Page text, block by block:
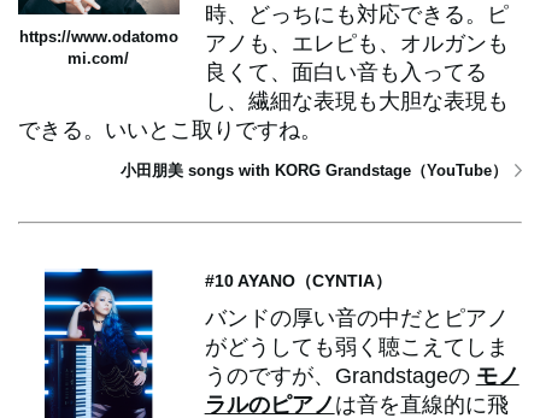
https://www.odatomo
mi.com/
時、どっちにも対応できる。ピ
アノも、エレピも、オルガンも
良くて、面白い音も入ってる
し、繊細な表現も大胆な表現も
できる。いいとこ取りですね。
小田朋美 songs with KORG Grandstage（YouTube）
#10 AYANO（CYNTIA）
バンドの厚い音の中だとピアノ
がどうしても弱く聴こえてしま
うのですが、Grandstageの モノ
ラルのピアノ は音を直線的に飛